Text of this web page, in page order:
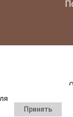
Принять